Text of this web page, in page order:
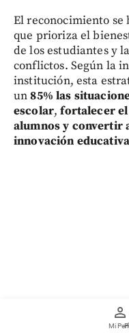
person
Mi
El reconocimiento se
que prioriza el
de los estudiantes y
conflictos. Según la
institución, esta
un85% las
escolar,fortalecer el
alumnos y convertir
innovación
Para Diana Basto
Alianza Educativa,